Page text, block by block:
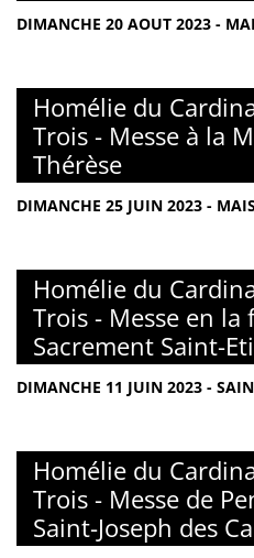
DIMANCHE 20 AOUT 2023 -
Homélie du
Trois - Messe à la
Thérèse
DIMANCHE 25 JUIN 2023 -
Homélie du
Trois - Messe en la
Sacrement Saint-
DIMANCHE 11 JUIN 2023 -
Homélie du
Trois - Messe de
Saint-Joseph des